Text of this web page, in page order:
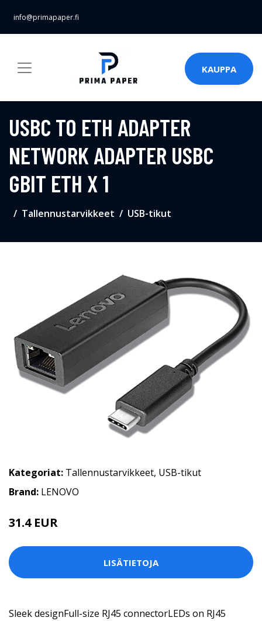
info@primapaper.fi
KAUPPA
USBC TO ETH ADAPTER
NETWORK ADAPTER USBC
GBIT ETH X 1
Tallennustarvikkeet USB-tikut
Kategoriat: Tallennustarvikkeet, USB-tikut
Brand: LENOVO
31.4 EUR
LISÄTIETOJA
Sleek designFull-size RJ45 connectorLEDs on RJ45